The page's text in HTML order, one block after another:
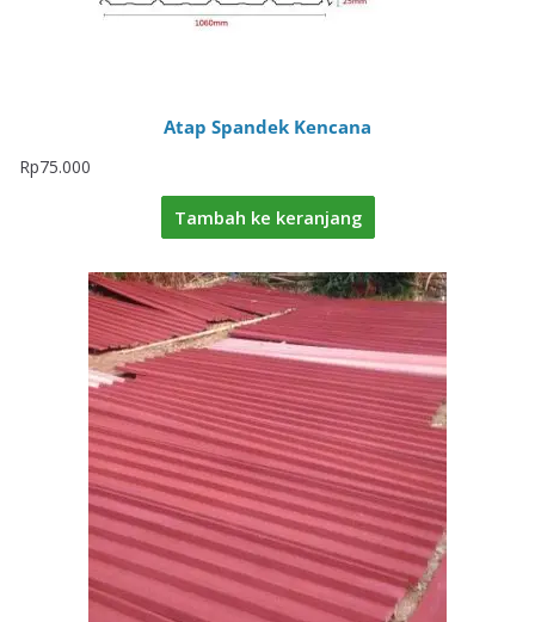
Atap Spandek Kencana
Rp75.000
Tambah ke keranjang